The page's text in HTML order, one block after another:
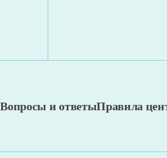
Вопросы и ответыПравила